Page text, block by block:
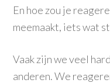
En hoe zou je
meemaakt, iets wat
Vaak zijn we veel
anderen. We